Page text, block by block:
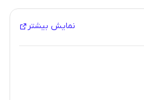
نمایش بیشتر